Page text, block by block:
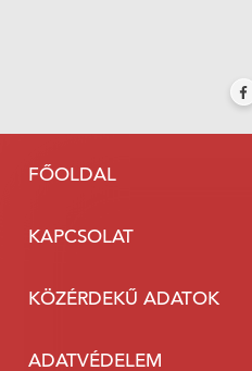
FŐOLDAL
KAPCSOLAT
KÖZÉRDEKŰ ADATOK
ADATVÉDELEM